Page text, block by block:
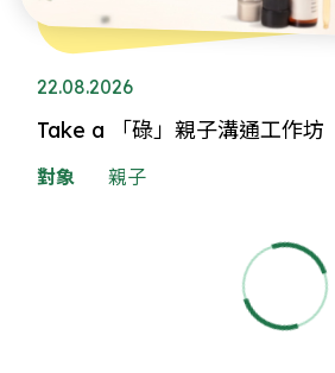
22.08.2026
Take a 「碌」親子溝通工作坊
對象 親子